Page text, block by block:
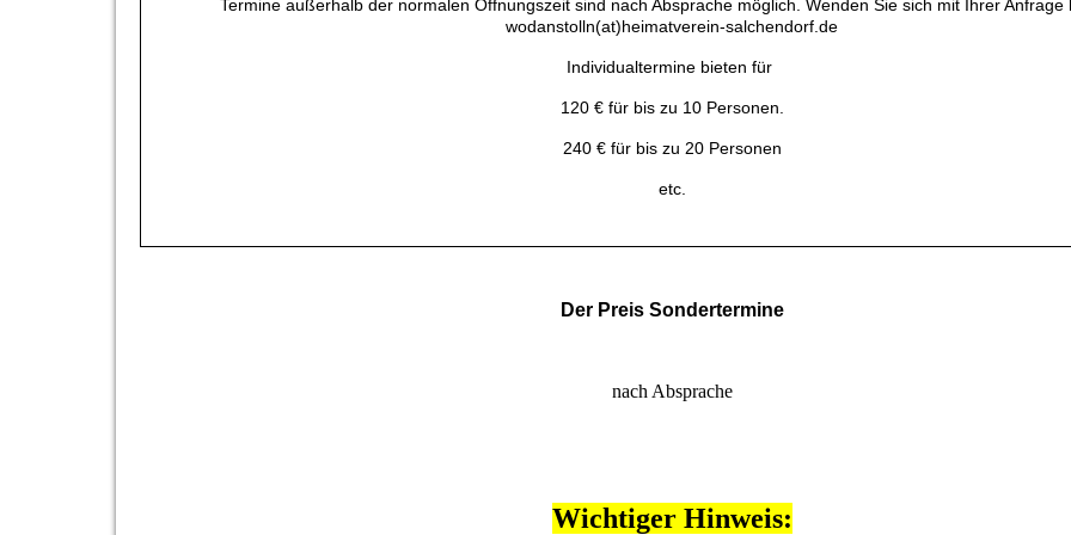
Termine außerhalb der normalen Öffnungszeit sind nach Absprache möglich. Wenden Sie sich mit Ihrer Anfrage
wodanstolln(at)heimatverein-salchendorf.de
Individualtermine bieten für
120 € für bis zu 10 Personen.
240 € für bis zu 20 Personen
etc.
Der Preis Sondertermine
nach Absprache
Wichtiger Hinweis: